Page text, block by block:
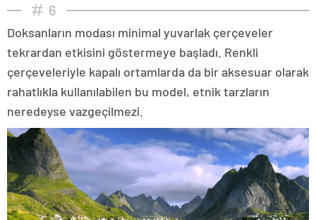
6
Doksanların modası minimal yuvarlak çerçeveler
tekrardan etkisini göstermeye başladı. Renkli
çerçeveleriyle kapalı ortamlarda da bir aksesuar olarak
rahatlıkla kullanılabilen bu model, etnik tarzların
neredeyse vazgeçilmezi.